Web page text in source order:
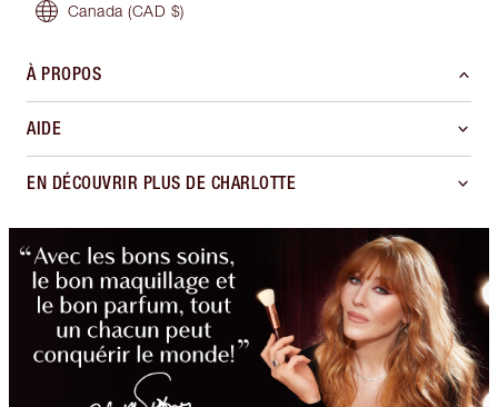
Canada (CAD $)
À PROPOS
AIDE
EN DÉCOUVRIR PLUS DE CHARLOTTE